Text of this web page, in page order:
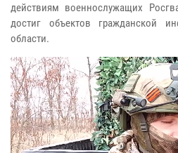
действиям военнослужащих
достиг объектов гражданской
области.